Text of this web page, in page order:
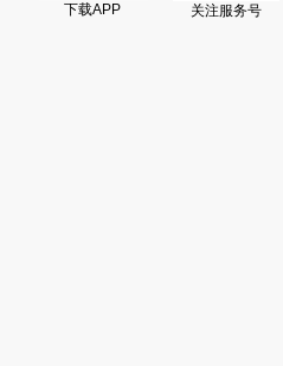
下载APP 关注服务号